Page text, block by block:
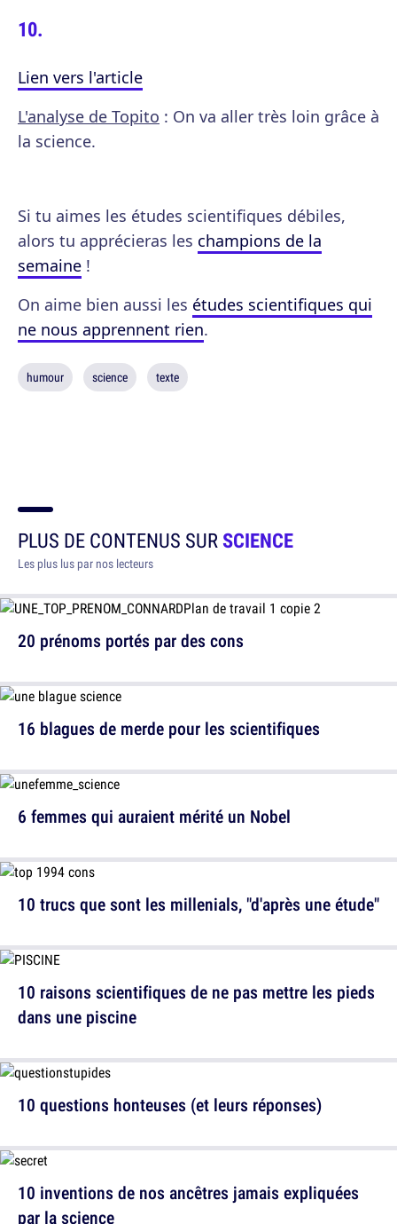
Lien vers l'article
L'analyse de Topito : On va aller très loin grâce à
la science.
Si tu aimes les études scientifiques débiles,
alors tu apprécieras les champions de la
semaine !
On aime bien aussi les études scientifiques qui
ne nous apprennent rien.
humour science texte
PLUS DE CONTENUS SURSCIENCE
Les plus lus par nos lecteurs
20 prénoms portés par des cons
6 femmes qui auraient mérité un Nobel
10 raisons scientifiques de ne pas mettre les pieds
dans une piscine
10 inventions de nos ancêtres jamais expliquées
par la science
16 blagues de merde pour les scientifiques
10 trucs que sont les millenials, "d'après une étude"
10 questions honteuses (et leurs réponses)